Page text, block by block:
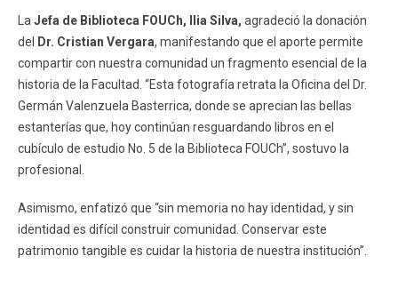
La Jefa de Biblioteca FOUCh, Ilia Silva, agradeció la donación
del
Dr. Cristian Vergara, manifestando que el aporte permite
compartir con nuestra comunidad un fragmento esencial de la
historia de la Facultad. “Esta fotografía retrata la Oficina del Dr.
Germán Valenzuela Basterrica, donde se aprecian las bellas
estanterías que, hoy continúan resguardando libros en el
cubículo de estudio No. 5 de la Biblioteca FOUCh”, sostuvo la
profesional.
Asimismo, enfatizó que “sin memoria no hay identidad, y sin
identidad es difícil construir comunidad. Conservar este
patrimonio tangible es cuidar la historia de nuestra institución”.